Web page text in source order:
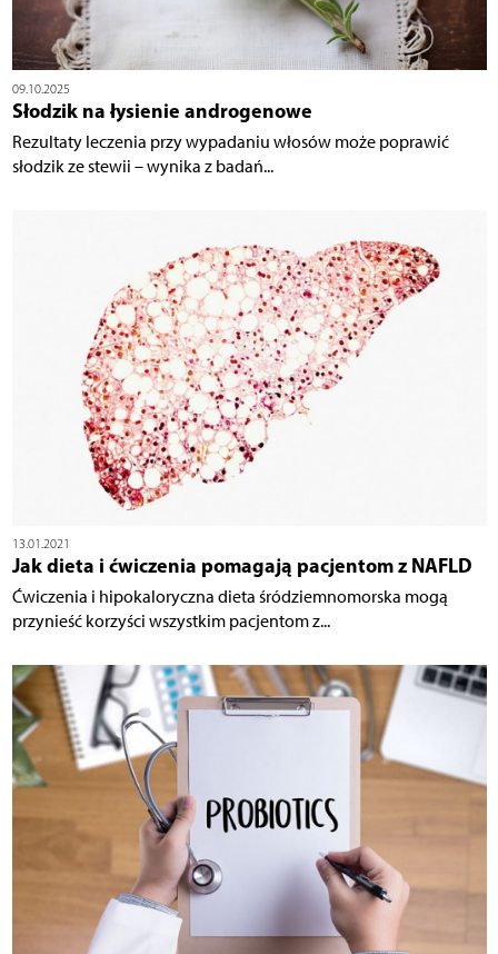
09.10.2025
Słodzik na łysienie androgenowe
Rezultaty leczenia przy wypadaniu włosów może poprawić
słodzik ze stewii – wynika z badań...
13.01.2021
Jak dieta i ćwiczenia pomagają pacjentom z NAFLD
Ćwiczenia i hipokaloryczna dieta śródziemnomorska mogą
przynieść korzyści wszystkim pacjentom z...